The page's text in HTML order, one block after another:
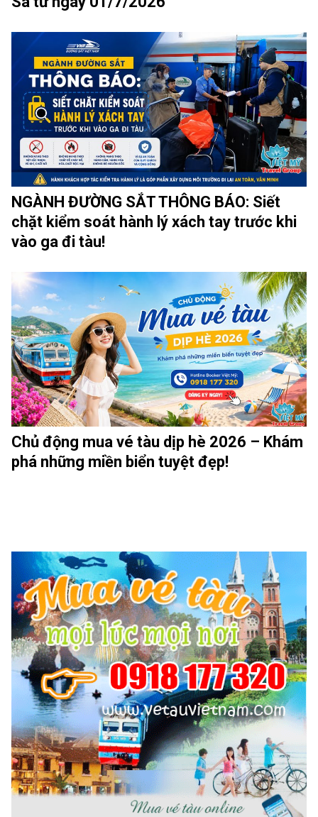
NGÀNH ĐƯỜNG SẮT THÔNG BÁO: Siết
chặt kiểm soát hành lý xách tay trước khi
vào ga đi tàu!
Chủ động mua vé tàu dịp hè 2026 – Khám
phá những miền biển tuyệt đẹp!